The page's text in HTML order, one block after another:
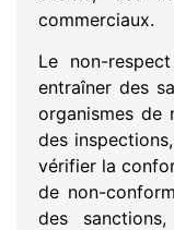
commerciaux.
Le non-
entraîner des
organismes de
des
vérifier la
de non-
des